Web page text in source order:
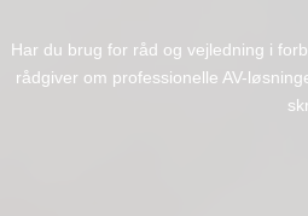
Har du brug for råd og vejledning i
rådgiver om professionelle AV-